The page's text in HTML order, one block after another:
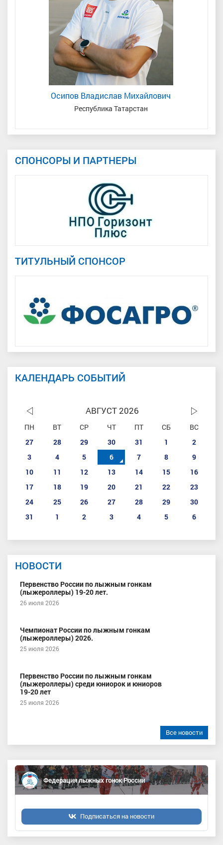
Осипов Владислав Михайлович
Республика Татарстан
СПОНСОРЫ И ПАРТНЕРЫ
ТИТУЛЬНЫЙ СПОНСОР
КАЛЕНДАРЬ СОБЫТИЙ
АВГУСТ 2026
ПН ВТ СР ЧТ ПТ СБ
ВС
27
28 29 30 31 1
2
3
4 5 6 7 8
9
10
11 12 13 14 15
16
17
18 19 20 21 22
23
24
25 26 27 28 29
30
31
1 2 3 4 5 6
НОВОСТИ
Первенство России по лыжным гонкам
(лыжероллеры) 19-20 лет.
26 июля 2026
Чемпионат России по лыжным гонкам
(лыжероллеры) 2026.
25 июля 2026
Первенство России по лыжным гонкам
(лыжероллеры) среди юниорок и юниоров
19-20 лет
25 июля 2026
Все новости
Федерация лыжных гонок России
Подписаться на новости